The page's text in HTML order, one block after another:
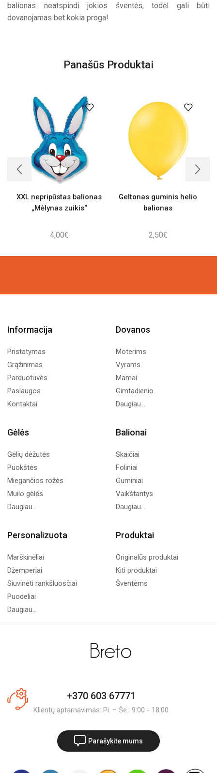
balionas neatspindi jokios šventės, todėl gali būti
dovanojamas bet kokia proga!
Panašūs Produktai
XXL nepripūstas balionas
„Mėlynas zuikis“
4,00€
Geltonas guminis helio
balionas
2,50€
Informacija
Pristatymas
Grąžinimas
Parduotuvės
Paslaugos
Kontaktai
Dovanos
Moterims
Vyrams
Mamai
Gimtadienio
Daugiau...
Gėlės
Gėlių dėžutės
Puokštės
Miegančios rožės
Muilo gėlės
Daugiau...
Balionai
Skaičiai
Foliniai
Guminiai
Vaikštantys
Daugiau...
Personalizuota
Marškinėliai
Džemperiai
Siuvinėti rankšluosčiai
Puodeliai
Daugiau...
Produktai
Originalūs produktai
Kiti produktai
Šventėms
+370 603 67771
Klientų aptarnavimas: Pi. – Še.: 9:00 - 18:00
Parašykite mums